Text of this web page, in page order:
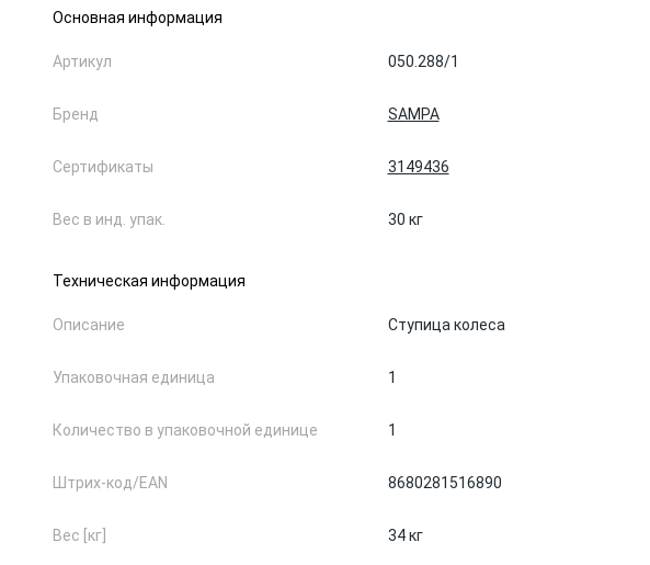
Основная информация
Артикул 050.288/1
Бренд SAMPA
Сертификаты 3149436
Вес в инд. упак. 30 кг
Техническая информация
Описание Ступица колеса
Упаковочная единица 1
Количество в упаковочной единице 1
Штрих-код/EAN 8680281516890
Вес [кг] 34 кг